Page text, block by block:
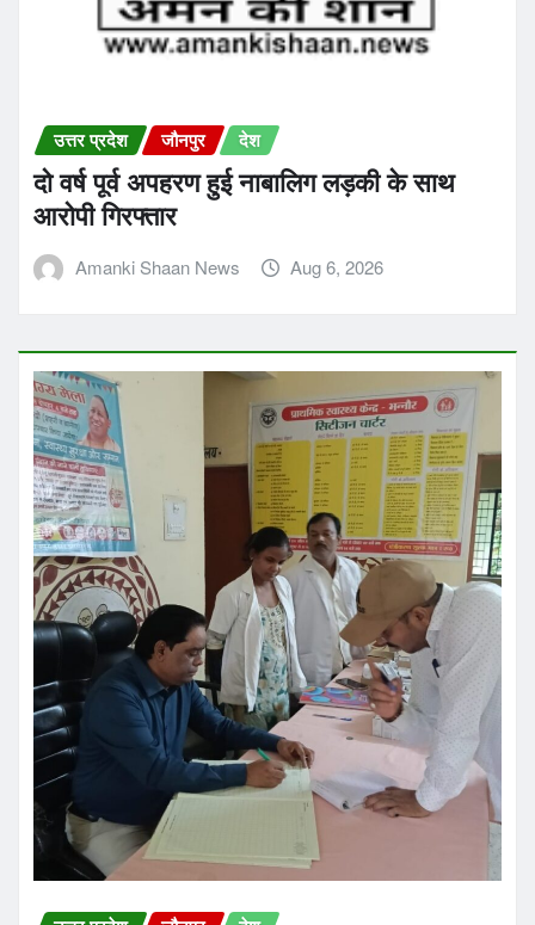
उत्तर प्रदेश जौनपुर देश
दो वर्ष पूर्व अपहरण हुई नाबालिग लड़की के साथ
आरोपी गिरफ्तार
Amanki Shaan News Aug 6, 2026